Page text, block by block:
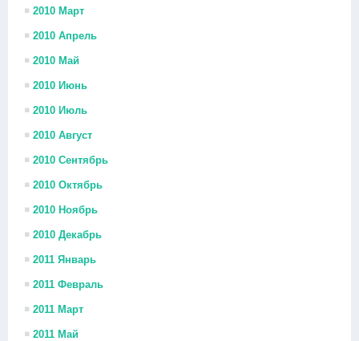
2010 Март
2010 Апрель
2010 Май
2010 Июнь
2010 Июль
2010 Август
2010 Сентябрь
2010 Октябрь
2010 Ноябрь
2010 Декабрь
2011 Январь
2011 Февраль
2011 Март
2011 Май